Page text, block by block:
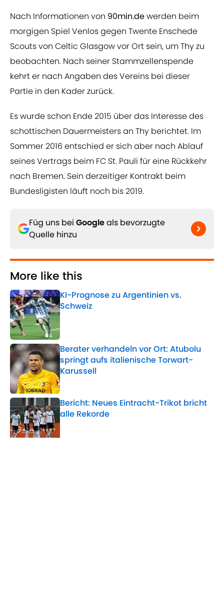
Nach Informationen von 90min.dewerden beim
morgigen Spiel Venlos gegen Twente Enschede
Scouts von Celtic Glasgow vor Ort sein, um Thy zu
beobachten. Nach seiner Stammzellenspende
kehrt er nach Angaben des Vereins bei dieser
Partie in den Kader zurück.
Es wurde schon Ende 2015 über das Interesse des
schottischen Dauermeisters an Thy berichtet. Im
Sommer 2016 entschied er sich aber nach Ablauf
seines Vertrags beim FC St. Pauli für eine Rückkehr
nach Bremen. Sein derzeitiger Kontrakt beim
Bundesligisten läuft noch bis 2019.
Füg uns bei Googleals bevorzugte
Quelle hinzu
More like this
KI-Prognose zu Argentinien vs.
Schweiz
Published by on Invalid Date
Berater verhandeln vor Ort: Atubolu
springt aufs italienische Torwart-
Karussell
Published by on Invalid Date
Bericht: Neues Eintracht-Trikot bricht
alle Rekorde
Published by on Invalid Date